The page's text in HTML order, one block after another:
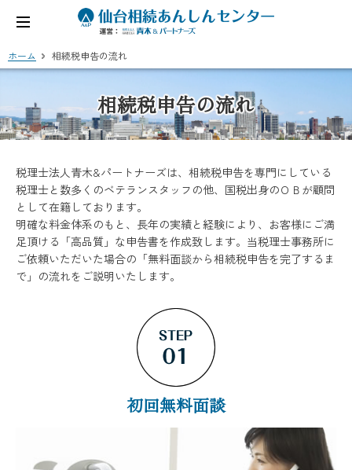
ホーム 相続税申告の流れ
相続税申告の流れ
税理士法人青木&パートナーズは、相続税申告を専門にしている
税理士と数多くのベテランスタッフの他、国税出身のＯＢが顧問
として在籍しております。
明確な料金体系のもと、長年の実績と経験により、お客様にご満
足頂ける「高品質」な申告書を作成致します。当税理士事務所に
ご依頼いただいた場合の「無料面談から相続税申告を完了するま
で」の流れをご説明いたします。
初回無料面談